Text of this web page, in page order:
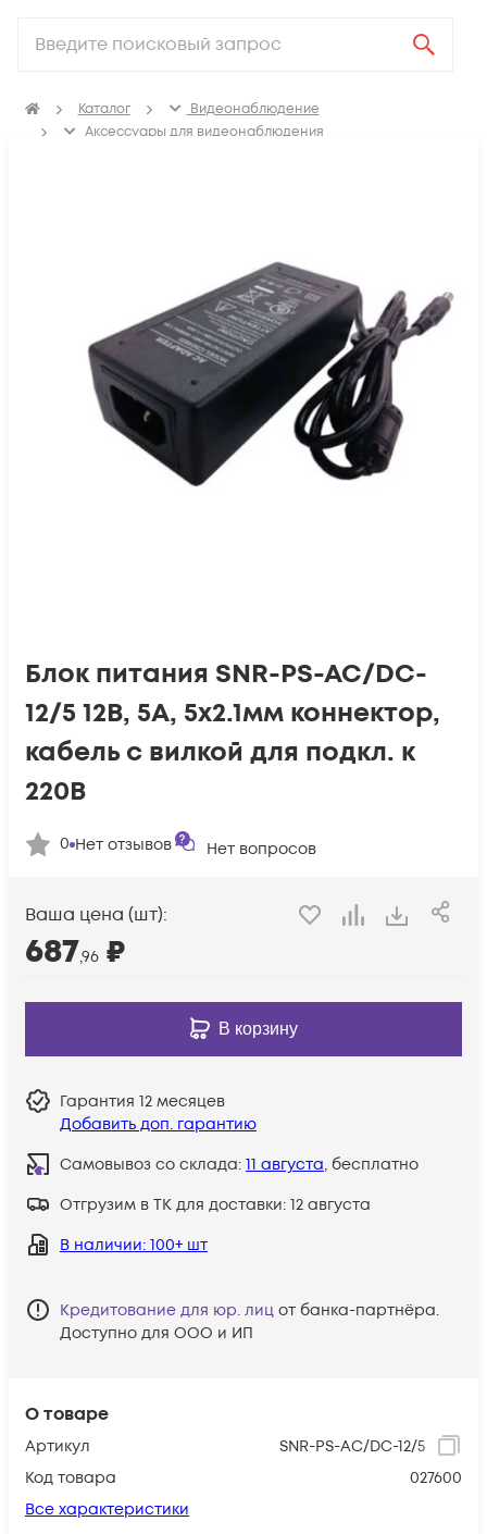
Каталог
Видеонаблюдение
Аксессуары для видеонаблюдения
О товаре
Артикул
SNR-PS-AC/DC-12/5
Код товара
027600
Все характеристики
Блок питания SNR-PS-AC/DC-
12/5 12В, 5А, 5x2.1мм коннектор,
кабель с вилкой для подкл. к
220В
0 Нет отзывов Нет вопросов
Ваша цена (шт):
687,96 ₽
В корзину
Гарантия 12 месяцев
Добавить доп. гарантию
Самовывоз со склада: 11 августа, бесплатно
Отгрузим в ТК для доставки: 12 августа
В наличии: 100+ шт
Кредитование для юр. лиц от банка-партнёра.
Доступно для ООО и ИП